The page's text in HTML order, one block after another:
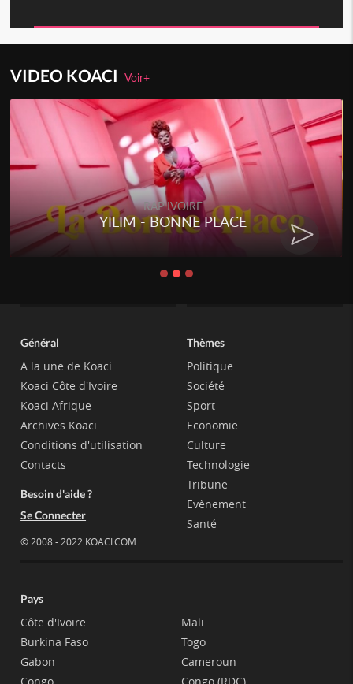
VIDEO KOACIVoir+
RAP IVOIRE
YILIM - BONNE PLACE
Général
A la une de Koaci
Koaci Côte d'Ivoire
Koaci Afrique
Archives Koaci
Conditions d'utilisation
Contacts
Besoin d'aide ?
Se Connecter
© 2008 - 2022 KOACI.COM
Thèmes
Politique
Société
Sport
Economie
Culture
Technologie
Tribune
Evènement
Santé
Pays
Côte d'Ivoire
Burkina Faso
Gabon
Mali
Togo
Cameroun